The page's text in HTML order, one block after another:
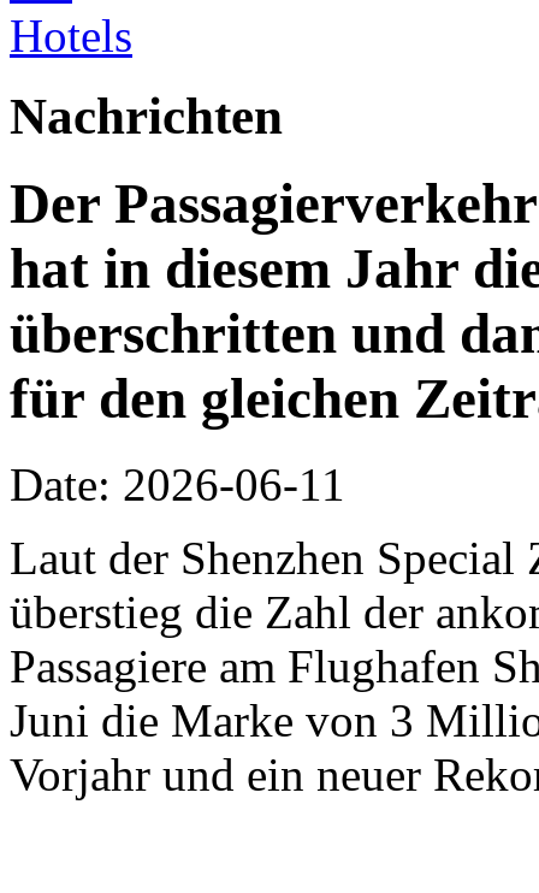
Nachrichten
Der
hat in diesem Jahr
überschritten und
für den gleichen
Date: 2026-06-11
Laut der Shenzhen
überstieg die Zahl der
Passagiere am Flughafen
Juni die Marke von 3
Vorjahr und ein neuer